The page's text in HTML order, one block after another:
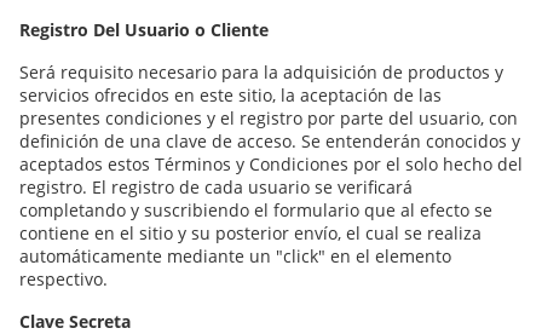
Registro Del Usuario o Cliente
Será requisito necesario para la adquisición de productos y
servicios ofrecidos en este sitio, la aceptación de las
presentes condiciones y el registro por parte del usuario, con
definición de una clave de acceso. Se entenderán conocidos y
aceptados estos Términos y Condiciones por el solo hecho del
registro. El registro de cada usuario se verificará
completando y suscribiendo el formulario que al efecto se
contiene en el sitio y su posterior envío, el cual se realiza
automáticamente mediante un "click" en el elemento
respectivo.
Clave Secreta